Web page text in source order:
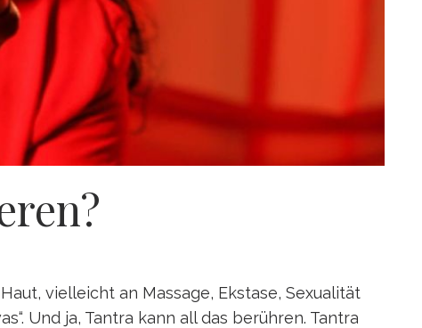
vielleicht an Massage, Ekstase, Sexualität
Und ja, Tantra kann all das berühren. Tantra